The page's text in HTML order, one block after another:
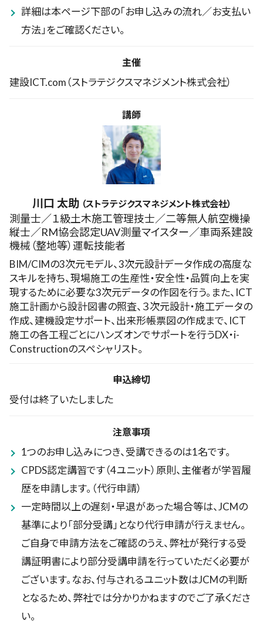
詳細は本ページ下部の「お申し込みの流れ／お支払い
方法」をご確認ください。
主催
建設ICT.com（ストラテジクスマネジメント株式会社）
講師
川口 太助 （ストラテジクスマネジメント株式会社）
測量士／１級土木施工管理技士／二等無人航空機操
縦士／RM協会認定UAV測量マイスター／車両系建設
機械（整地等）運転技能者
BIM/CIMの3次元モデル、3次元設計データ作成の高度な
スキルを持ち、現場施工の生産性・安全性・品質向上を実
現するために必要な3次元データの作図を行う。また、ICT
施工計画から設計図書の照査、３次元設計・施工データの
作成、建機設定サポート、出来形帳票図の作成まで、ICT
施工の各工程ごとにハンズオンでサポートを行うDX・i-
Constructionのスペシャリスト。
申込締切
受付は終了いたしました
注意事項
1つのお申し込みにつき、受講できるのは1名です。
CPDS認定講習です（4ユニット）原則、主催者が学習履
歴を申請します。（代行申請）
一定時間以上の遅刻・早退があった場合等は、JCMの
基準により「部分受講」となり代行申請が行えません。
ご自身で申請方法をご確認のうえ、弊社が発行する受
講証明書により部分受講申請を行っていただく必要が
ございます。なお、付与されるユニット数はJCMの判断
となるため、弊社では分かりかねますのでご了承くださ
い。